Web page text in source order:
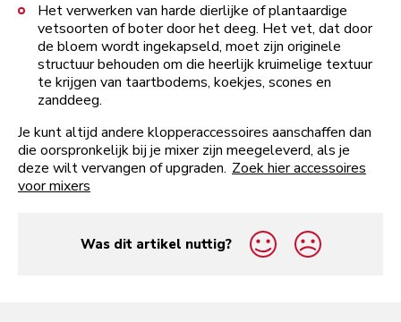
Het verwerken van harde dierlijke of plantaardige
vetsoorten of boter door het deeg. Het vet, dat door
de bloem wordt ingekapseld, moet zijn originele
structuur behouden om die heerlijk kruimelige textuur
te krijgen van taartbodems, koekjes, scones en
zanddeeg.
Je kunt altijd andere klopperaccessoires aanschaffen dan
die oorspronkelijk bij je mixer zijn meegeleverd, als je
deze wilt vervangen of upgraden. Zoek hier accessoires
voor mixers
Was dit artikel nuttig?
yes
no